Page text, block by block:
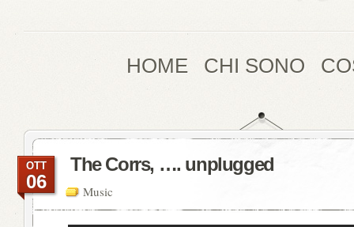
HOME CHI SONO
The Corrs, …. unplugged
Music
OTT
06